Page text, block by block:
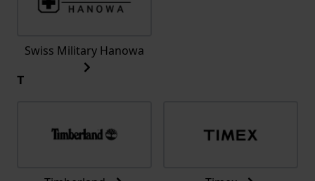
Swiss Military Hanowa
T